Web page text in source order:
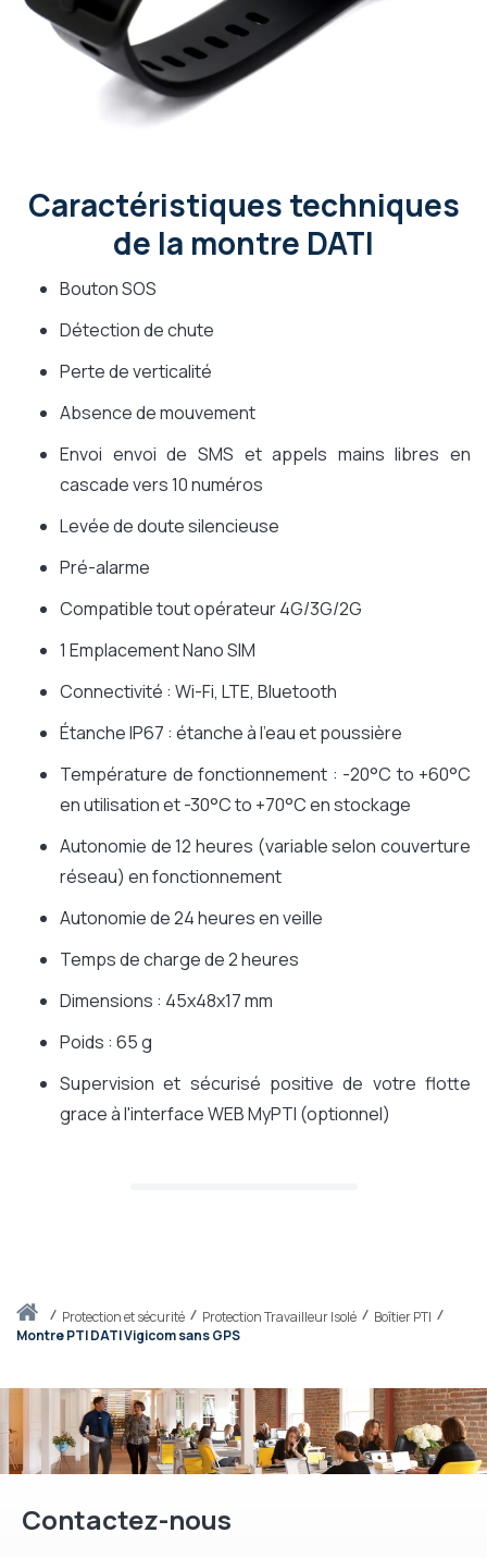
Accueilprotection et sécurité Protection Travailleur Isolé
Boîtier PTI
Montre PTI DATI Vigicom sans GPS
Caractéristiques techniques
de la montre DATI
Bouton SOS
Détection de chute
Perte de verticalité
Absence de mouvement
Envoi envoi de SMS et appels mains libres en
cascade vers 10 numéros
Levée de doute silencieuse
Pré-alarme
Compatible tout opérateur 4G/3G/2G
1 Emplacement Nano SIM
Connectivité : Wi-Fi, LTE, Bluetooth
Étanche IP67 : étanche à l'eau et poussière
Température de fonctionnement : -20°C to +60°C
en utilisation et -30°C to +70°C en stockage
Autonomie de 12 heures (variable selon couverture
réseau) en fonctionnement
Autonomie de 24 heures en veille
Temps de charge de 2 heures
Dimensions : 45x48x17 mm
Poids : 65 g
Supervision et sécurisé positive de votre flotte
grace à l'interface WEB MyPTI (optionnel)
Contactez-nous